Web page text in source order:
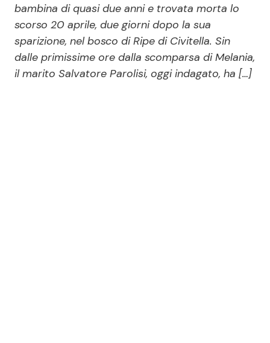
Politica Reality e Talent
Soap Opera
bambina di quasi due anni e trovata morta lo
scorso 20 aprile, due giorni dopo la sua
sparizione, nel bosco di Ripe di Civitella. Sin
dalle primissime ore dalla scomparsa di Melania,
il marito Salvatore Parolisi, oggi indagato, ha […]